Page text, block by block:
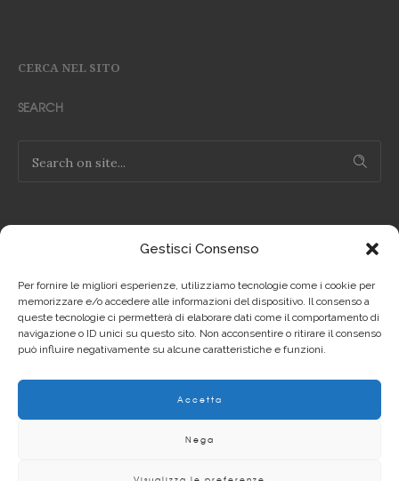
Gestisci Consenso
Per fornire le migliori esperienze, utilizziamo tecnologie come i cookie per
memorizzare e/o accedere alle informazioni del dispositivo. Il consenso a
queste tecnologie ci permetterà di elaborare dati come il comportamento di
navigazione o ID unici su questo sito. Non acconsentire o ritirare il consenso
può influire negativamente su alcune caratteristiche e funzioni.
Accetta
Nega
CERCA NEL SITO
SEARCH
Privacy Policy IT
Privacy Policy EN
Cookie Policy EN